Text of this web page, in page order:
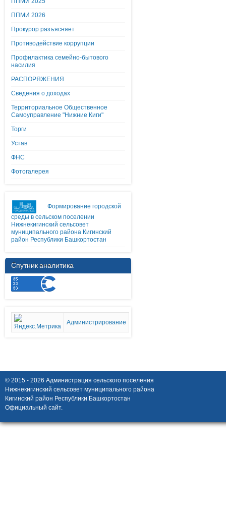
ППМИ 2026
Прокурор разъясняет
Противодействие коррупции
Профилактика семейно-бытового
насилия
РАСПОРЯЖЕНИЯ
Сведения о доходах
Территориальное Общественное
Самоуправление "Нижние Киги"
Торги
Устав
ФНС
Фотогалерея
Формирование городской
среды в сельском поселении
Нижнекигинский сельсовет
муниципального района Кигинский
район Республики Башкортостан
Спутник аналитика
Администрирование
© 2015 - 2026 Администрация сельского поселения
Нижнекигинский сельсовет муниципального района
Кигинский район Республики Башкортостан
Официальный сайт.